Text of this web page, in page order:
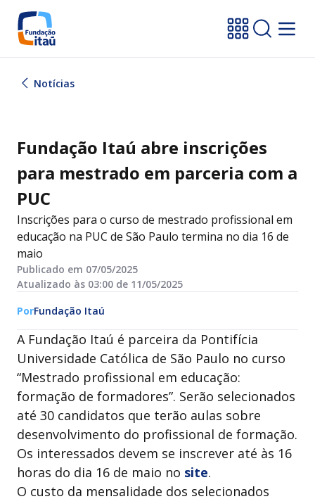
Notícias
Fundação Itaú abre inscrições
para mestrado em parceria com a
PUC
Inscrições para o curso de mestrado profissional em
educação na PUC de São Paulo termina no dia 16 de
maio
Publicado em 07/05/2025
Atualizado às 03:00 de 11/05/2025
PorFundação Itaú
A Fundação Itaú é parceira da Pontifícia
Universidade Católica de São Paulo no curso
“Mestrado profissional em educação:
formação de formadores”. Serão selecionados
até 30 candidatos que terão aulas sobre
desenvolvimento do profissional de formação.
Os interessados devem se inscrever até às 16
horas do dia 16 de maio no site.
O custo da mensalidade dos selecionados